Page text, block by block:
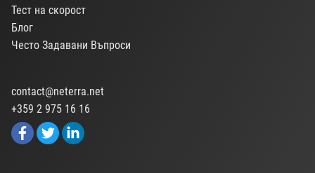
Тест на скорост
Блог
Често Задавани Въпроси
contact@neterra.net
+359 2 975 16 16